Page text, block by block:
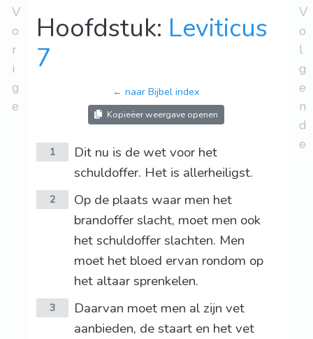
V
o
r
i
g
e
Hoofdstuk: Leviticus
7
← naar Bijbel index
Kopieëer weergave openen
1
Dit nu is de wet voor het
schuldoffer. Het is allerheiligst.
2
Op de plaats waar men het
brandoffer slacht, moet men ook
het schuldoffer slachten. Men
moet het bloed ervan rondom op
het altaar sprenkelen.
3
Daarvan moet men al zijn vet
aanbieden, de staart en het vet
V
o
l
g
e
n
d
e